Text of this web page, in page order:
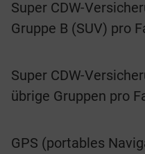
Super CDW-
Gruppe B (SUV) pro
Super CDW-
übrige Gruppen pro
GPS (portables